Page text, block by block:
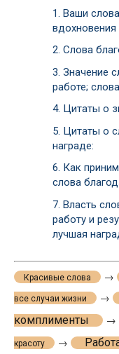
1. Ваши
2. Слова
3. Значение
работе;
4. Цитаты о
5. Цитаты о
награде:
6. Как
слова
7. Власть
работу и
лучшая
Красивые слова →
все случаи жизни →
комплименты
→
красоту →